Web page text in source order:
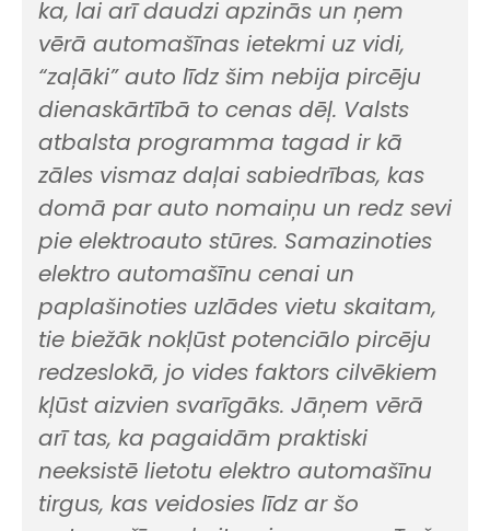
ka, lai arī daudzi apzinās un ņem
vērā automašīnas ietekmi uz vidi,
“zaļāki” auto līdz šim nebija pircēju
dienaskārtībā to cenas dēļ. Valsts
atbalsta programma tagad ir kā
zāles vismaz daļai sabiedrības, kas
domā par auto nomaiņu un redz sevi
pie elektroauto stūres. Samazinoties
elektro automašīnu cenai un
paplašinoties uzlādes vietu skaitam,
tie biežāk nokļūst potenciālo pircēju
redzeslokā, jo vides faktors cilvēkiem
kļūst aizvien svarīgāks. Jāņem vērā
arī tas, ka pagaidām praktiski
neeksistē lietotu elektro automašīnu
tirgus, kas veidosies līdz ar šo